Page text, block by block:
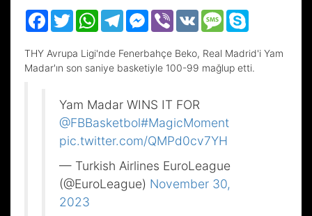
Facebook
TwitterWhatsAppTelegramMessenger
Viber VK Message
THY Avrupa Ligi'nde Fenerbahçe Beko, Real Madrid'i Yam
Madar'ın son saniye basketiyle 100-99 mağlup etti.
Yam Madar WINS IT FOR
@FBBasketbol#MagicMoment
pic.twitter.com/QMPd0cv7YH
— Turkish Airlines EuroLeague
(@EuroLeague) November 30,
2023